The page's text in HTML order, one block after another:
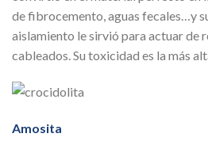
de fibrocemento, aguas fecales…y
aislamiento le sirvió para actuar de
cableados. Su toxicidad es la más
Amosita